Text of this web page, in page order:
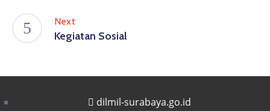
Next
Kegiatan Sosial
dilmil-surabaya.go.id